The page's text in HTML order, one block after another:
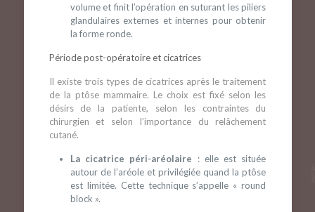
volume et finit l’opération en suturant les piliers
glandulaires externes et internes pour obtenir
la forme ronde.
Période post-opératoire et cicatrices
Il existe trois types de cicatrices après le traitement
de la ptôse mammaire. Le choix est fixé selon les
désirs de la patiente, selon les contraintes du
chirurgien et selon l’importance du relâchement
cutané.
La cicatrice péri-aréolaire : elle est située
autour de l’aréole et privilégiée quand la ptôse
est limitée. Cette technique s’appelle « round
block ».